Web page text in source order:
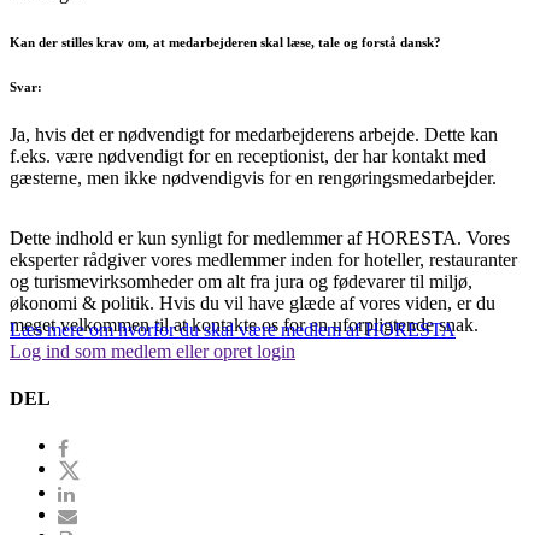
Kan der stilles krav om, at medarbejderen skal læse, tale og forstå dansk?
Svar:
Ja, hvis det er nødvendigt for medarbejderens arbejde. Dette kan
f.eks. være nødvendigt for en receptionist, der har kontakt med
gæsterne, men ikke nødvendigvis for en rengøringsmedarbejder.
Dette indhold er kun synligt for medlemmer af HORESTA. Vores
eksperter rådgiver vores medlemmer inden for hoteller, restauranter
og turismevirksomheder om alt fra jura og fødevarer til miljø,
økonomi & politik. Hvis du vil have glæde af vores viden, er du
meget velkommen til at kontakte os for en uforpligtende snak.
Læs mere om hvorfor du skal være medlem af HORESTA
Log ind som medlem eller opret login
DEL